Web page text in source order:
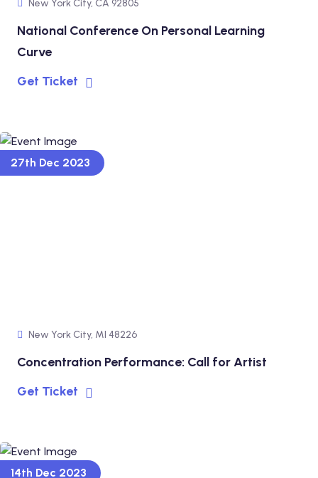
New York City, CA 92805
National Conference On Personal Learning
Curve
Get Ticket
27th Dec 2023
New York City, MI 48226
Concentration Performance: Call for Artist
Get Ticket
14th Dec 2023